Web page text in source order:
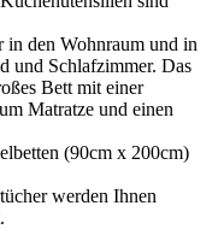
in den Wohnraum und in
und Schlafzimmer. Das
Bett mit einer
Matratze und einen
(90cm x 200cm)
werden Ihnen